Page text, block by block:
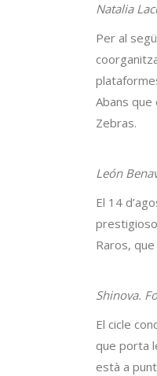
Natalia
Per al
Abans
Zebras.
León
El 14
Raros,
Shinova.
El cicle
que porta
està a